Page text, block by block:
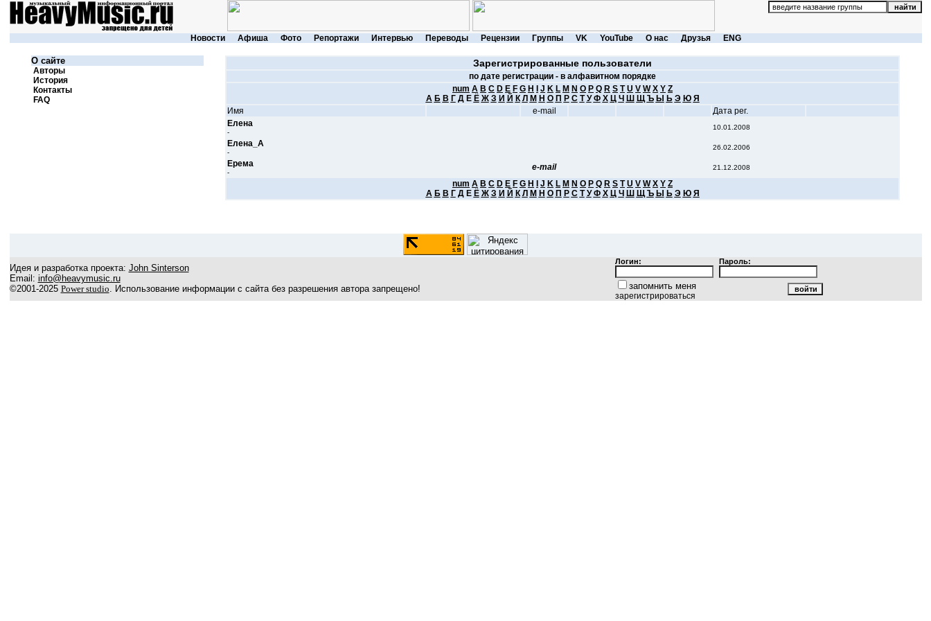
Новости Афиша Фото Репортажи Интервью Переводы Рецензии Группы VK YouTube О нас Друзья ENG
О сайте
Авторы
История
Контакты
FAQ
Зарегистрированные пользователи
по дате регистрации - в алфавитном порядке
num A B C D E F G H J K L M N O P Q R S T U V W X Y Z
А Б В Г ДЕ Ё Ж З И Й К Л М Н О П Р С Т У Ф Х Ц Ч Ш Щ Ъ Ы Ь Э Ю Я
Имя
e-mail
Дата рег.
Елена
-
10.01.2008
Елена_А
-
26.02.2006
Ерема
-
e-mail 21.12.2008
num A B C D E F G H J K L M N O P Q R S T U V W X Y Z
А Б В Г ДЕ Ё Ж З И Й К Л М Н О П Р С Т У Ф Х Ц Ч Ш Щ Ъ Ы Ь Э Ю Я
Идея и разработка проекта: John Sinterson
Email: info@heavymusic.ru
©2001-2025 Power studio. Использование информации с сайта без разрешения автора запрещено!
Логин: Пароль:
запомнить меня
зарегистрироваться